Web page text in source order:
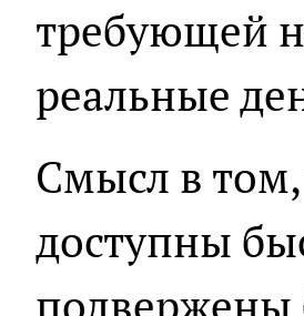
требующей
реальные
Смысл в
доступны